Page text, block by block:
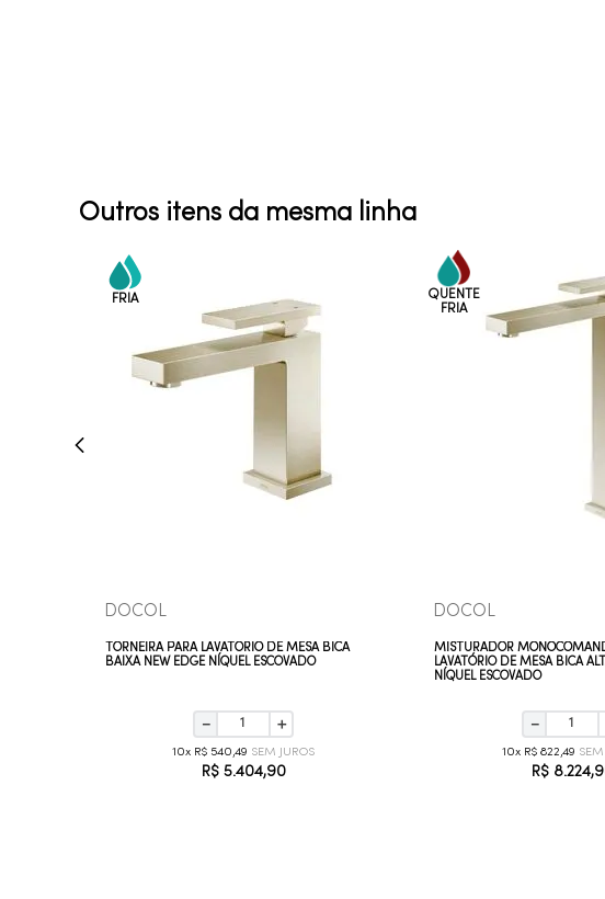
Outros itens da mesma linha
VEJA MAIS
DOCOL
TORNEIRA PARA LAVATÓRIO DE MESA BICA
BAIXA NEW EDGE NÍQUEL ESCOVADO
＋
－
10 R$ 540,49
R$ 5.404,90
DOCOL
MISTURADOR
LAVATÓRIO DE MESA BICA
NÍQUEL ESCOVADO
－
10 R$ 822,49
R$ 8.224,